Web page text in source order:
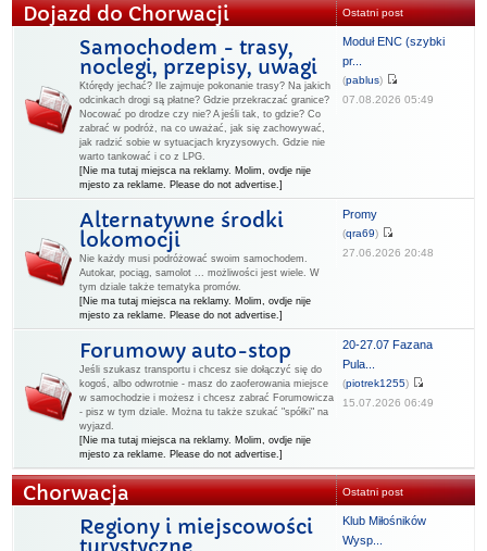
Dojazd do Chorwacji Ostatni post
Samochodem - trasy,
noclegi, przepisy, uwagi
Którędy jechać? Ile zajmuje pokonanie trasy? Na jakich
odcinkach drogi są płatne? Gdzie przekraczać granice?
Nocować po drodze czy nie? A jeśli tak, to gdzie? Co
zabrać w podróż, na co uważać, jak się zachowywać,
jak radzić sobie w sytuacjach kryzysowych. Gdzie nie
warto tankować i co z LPG.
[Nie ma tutaj miejsca na reklamy. Molim, ovdje nije
mjesto za reklame. Please do not advertise.]
Moduł ENC (szybki
pr...
(pablus)
07.08.2026 05:49
Alternatywne środki
lokomocji
Nie każdy musi podróżować swoim samochodem.
Autokar, pociąg, samolot ... możliwości jest wiele. W
tym dziale także tematyka promów.
[Nie ma tutaj miejsca na reklamy. Molim, ovdje nije
mjesto za reklame. Please do not advertise.]
Promy
(qra69)
27.06.2026 20:48
Forumowy auto-stop
Jeśli szukasz transportu i chcesz sie dołączyć się do
kogoś, albo odwrotnie - masz do zaoferowania miejsce
w samochodzie i możesz i chcesz zabrać Forumowicza
- pisz w tym dziale. Można tu także szukać "spółki" na
wyjazd.
[Nie ma tutaj miejsca na reklamy. Molim, ovdje nije
mjesto za reklame. Please do not advertise.]
20-27.07 Fazana
Pula...
(piotrek1255)
15.07.2026 06:49
Chorwacja Ostatni post
Regiony i miejscowości
Klub Miłośników
Wysp...